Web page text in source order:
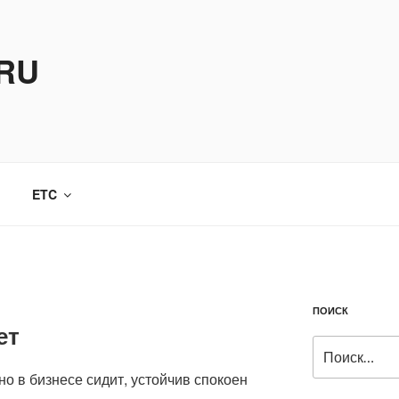
ETC
в бизнесе сидит, устойчив спокоен
ПОИСК